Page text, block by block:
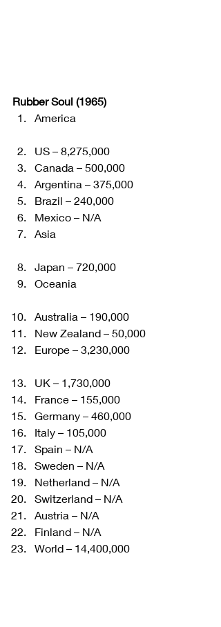
Rubber Soul (1965)
America
US – 8,275,000
Canada – 500,000
Argentina – 375,000
Brazil – 240,000
Mexico – N/A
Asia
Japan – 720,000
Oceania
Australia – 190,000
New Zealand – 50,000
Europe – 3,230,000
UK – 1,730,000
France – 155,000
Germany – 460,000
Italy – 105,000
Spain – N/A
Sweden – N/A
Netherland – N/A
Switzerland – N/A
Austria – N/A
Finland – N/A
World – 14,400,000